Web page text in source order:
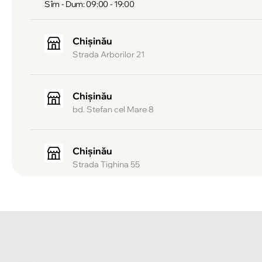
Sîm - Dum: 09:00 - 19:00
Chișinău
Strada Arborilor 21
Chișinău
bd. Stefan cel Mare 8
Chișinău
Strada Tighina 55